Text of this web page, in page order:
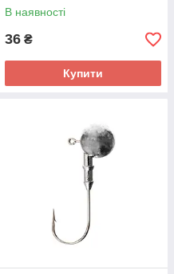
В наявності
36 ₴
Купити